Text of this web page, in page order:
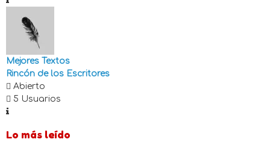
Mejores Textos
Rincón de los Escritores
Abierto
5 Usuarios
Lo más leído